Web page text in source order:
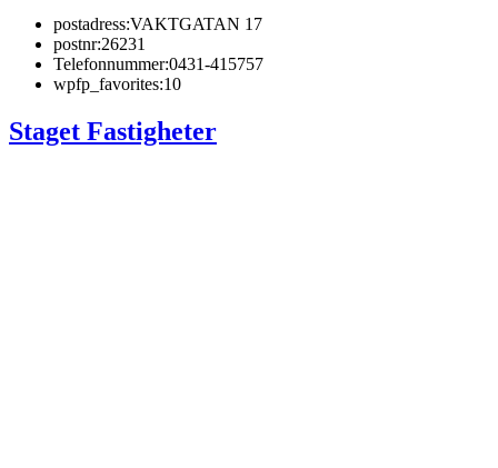
postadress:VAKTGATAN 17
postnr:26231
Telefonnummer:0431-415757
wpfp_favorites:10
Staget Fastigheter